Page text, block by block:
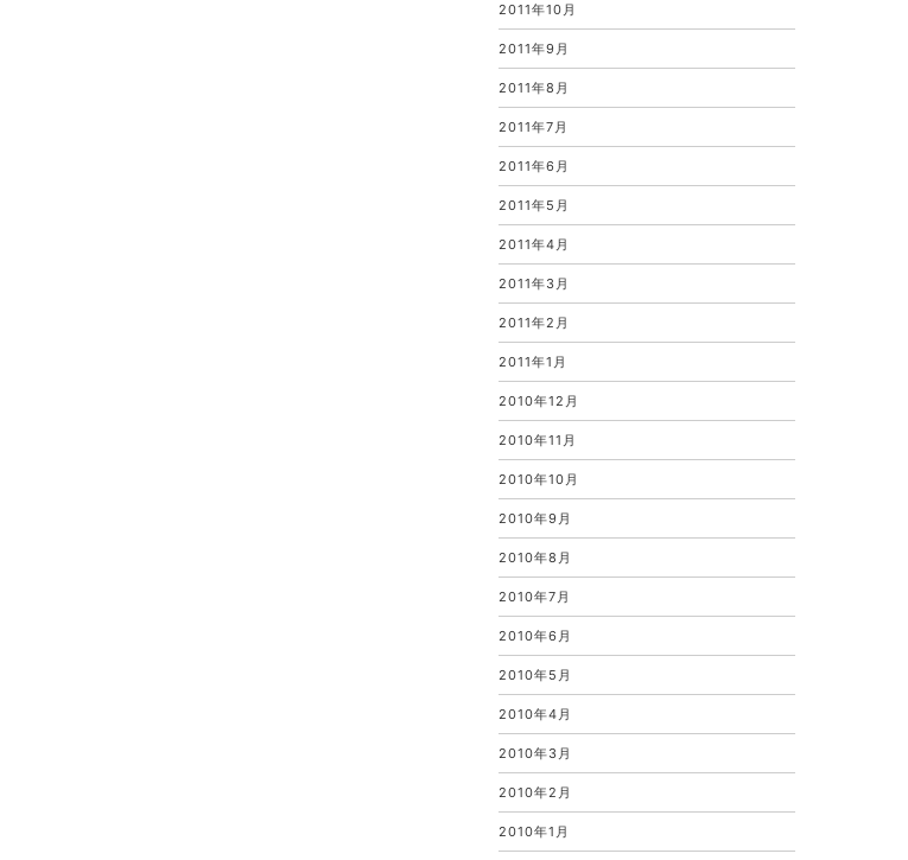
2011年10月
2011年9月
2011年8月
2011年7月
2011年6月
2011年5月
2011年4月
2011年3月
2011年2月
2011年1月
2010年12月
2010年11月
2010年10月
2010年9月
2010年8月
2010年7月
2010年6月
2010年5月
2010年4月
2010年3月
2010年2月
2010年1月